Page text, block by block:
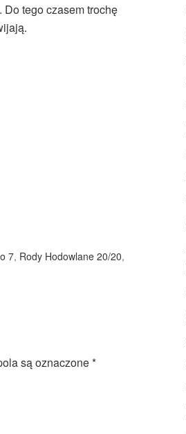
Do tego czasem trochę
7, Rody Hodowlane 20/20,
są oznaczone*